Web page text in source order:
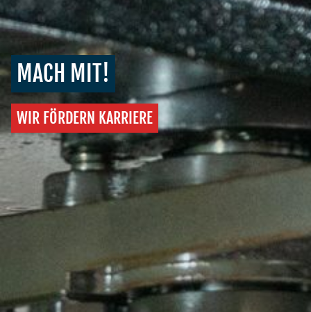
MACH MIT!
WIR FÖRDERN KARRIERE